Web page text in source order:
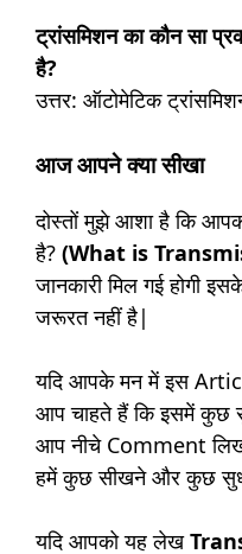
ट्रांसमिशन का कौन सा
है?
उत्तर: ऑटोमेटिक
आज आपने क्या सीखा
दोस्तों मुझे आशा है कि
है? (What is
जानकारी मिल गई होगी
जरूरत नहीं है|
यदि आपके मन में इस
आप चाहते हैं कि इसमें कुछ
आप नीचे Comment लिख
हमें कुछ सीखने और कुछ
यदि आपको यह लेख